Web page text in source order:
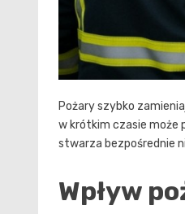
Pożary szybko
w krótkim czasie może
stwarza bezpośrednie
Wpływ